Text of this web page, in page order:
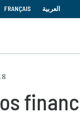
FRANÇAIS العربية